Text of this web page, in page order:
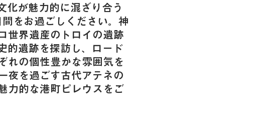
化が魅力的に混ざり合う
をお過ごしください。神
世界遺産のトロイの遺跡
的遺跡を探訪し、ロード
れの個性豊かな雰囲気を
夜を過ごす古代アテネの
力的な港町ピレウスをご